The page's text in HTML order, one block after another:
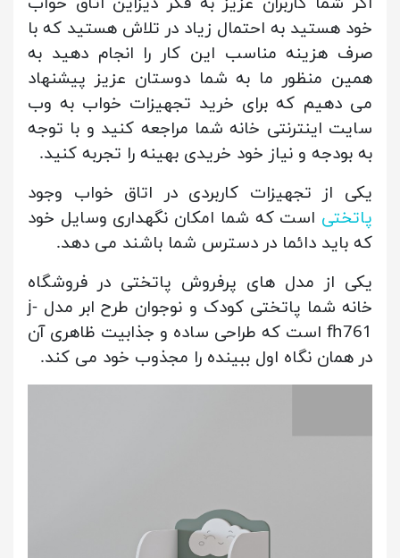
خود هستید به احتمال زیاد در تلاش هستید که با
صرف هزینه مناسب این کار را انجام دهید به
همین منظور ما به شما دوستان عزیز پیشنهاد
می دهیم که برای خرید تجهیزات خواب به وب
سایت اینترنتی خانه شما مراجعه کنید و با توجه
به بودجه و نیاز خود خریدی بهینه را تجربه کنید.
یکی از تجهیزات کاربردی در اتاق خواب وجود
پاتختی است که شما امکان نگهداری وسایل خود
که باید دائما در دسترس شما باشند می دهد.
یکی از مدل های پرفروش پاتختی در فروشگاه
خانه شما پاتختی کودک و نوجوان طرح ابر مدل j-
fh761 است که طراحی ساده و جذابیت ظاهری آن
در همان نگاه اول ببینده را مجذوب خود می کند.